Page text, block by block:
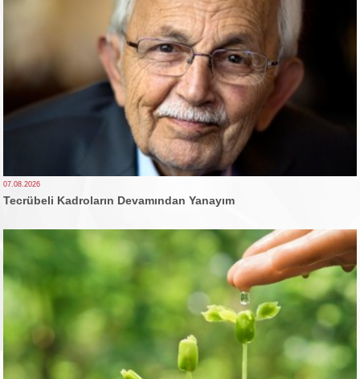
07.08.2026
Tecrübeli Kadroların Devamından Yanayım